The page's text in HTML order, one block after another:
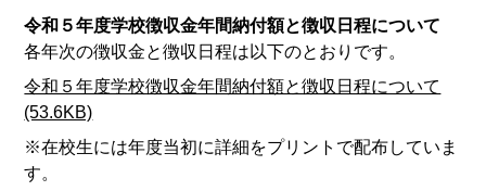
令和５年度学校徴収金年間納付額と徴収日程について
各年次の徴収金と徴収日程は以下のとおりです。
令和５年度学校徴収金年間納付額と徴収日程について
(53.6KB)
※在校生には年度当初に詳細をプリントで配布していま
す。